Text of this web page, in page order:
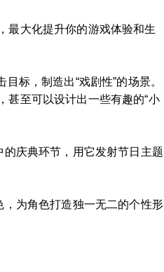
最大化提升你的游戏体验和生
标，制造出“戏剧性”的场景。
甚至可以设计出一些有趣的“小
庆典环节，用它发射节日主题
，为角色打造独一无二的个性形